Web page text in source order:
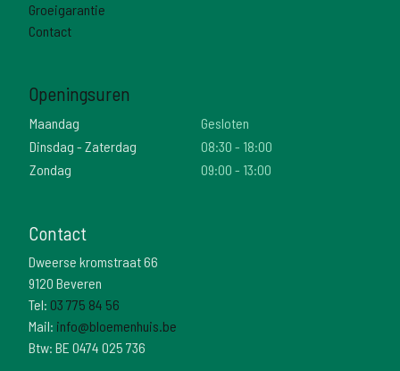
Groeigarantie
Contact
Openingsuren
Maandag
Gesloten
Dinsdag - Zaterdag
08:30 - 18:00
Zondag
09:00 - 13:00
Contact
Dweerse kromstraat 66
9120 Beveren
Tel: 03 775 84 56
Mail: info@bloemenhuis.be
Btw: BE 0474 025 736